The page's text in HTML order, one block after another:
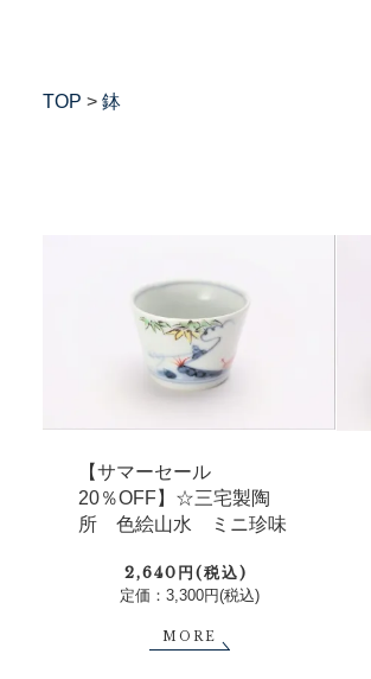
TOP > 鉢
【サマーセール
20％OFF】☆三宅製陶
所 色絵山水 ミニ珍味
2,640円(税込)
定価：3,300円(税込)
MORE